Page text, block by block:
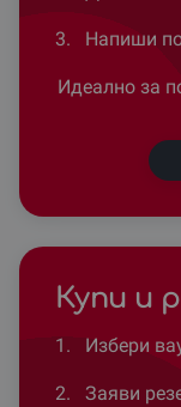
3. Напиши
Идеално за
Купи и
1. Избери
2. Заяви